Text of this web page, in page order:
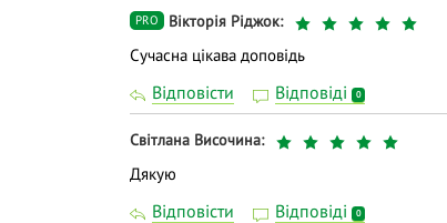
PRO Вікторія Ріджок
Сучасна цікава доповідь
Відповісти Відповіді 0
Світлана Височина
Дякую
Відповісти Відповіді 0